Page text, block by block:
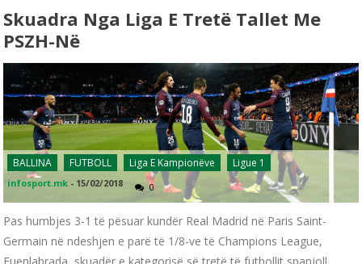
Skuadra Nga Liga E Tretë Tallet Me
PSZH-Në
BALLINA FUTBOLL Liga E Kampionëve Ligue 1
infosport.mk - 15/02/2018 0
Pas humbjes 3-1 të pësuar kundër Real Madrid në Paris Saint-
Germain në ndeshjen e parë të 1/8-ve të Champions League,